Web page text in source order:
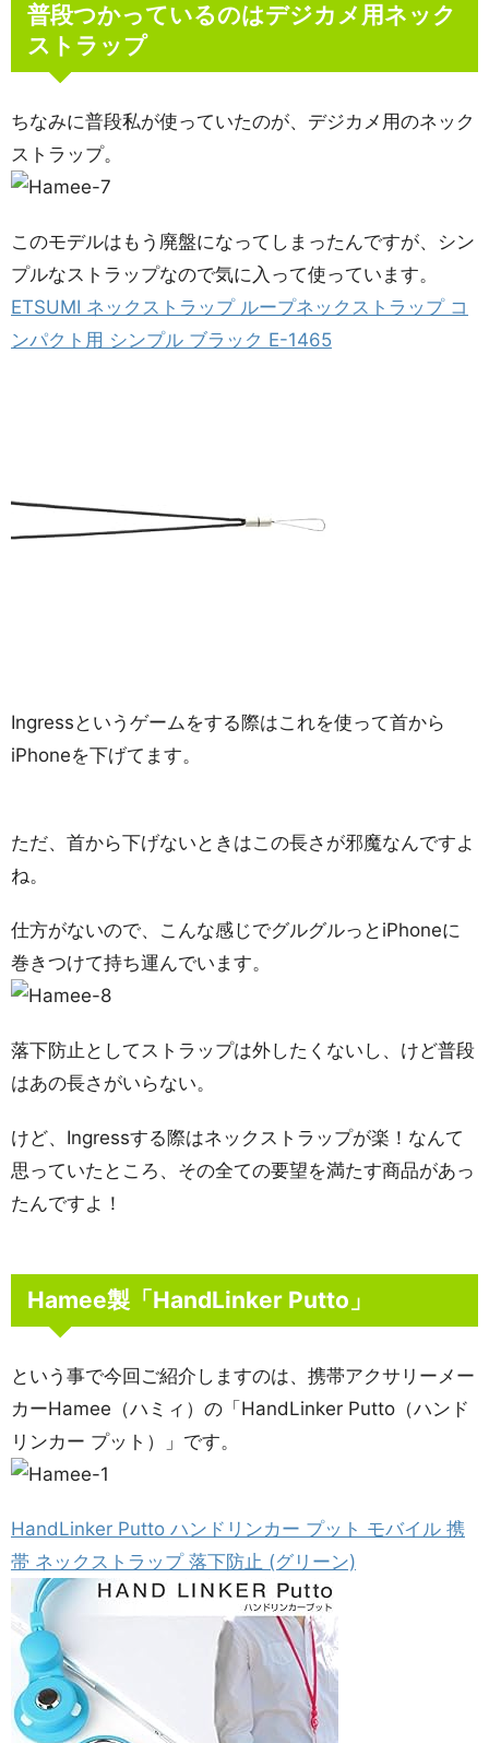
普段つかっているのはデジカメ用ネック
ストラップ
ちなみに普段私が使っていたのが、デジカメ用のネック
ストラップ。
このモデルはもう廃盤になってしまったんですが、シン
プルなストラップなので気に入って使っています。
ETSUMI ネックストラップ ループネックストラップ コ
ンパクト用 シンプル ブラック E-1465
Ingressというゲームをする際はこれを使って首から
iPhoneを下げてます。
ただ、首から下げないときはこの長さが邪魔なんですよ
ね。
仕方がないので、こんな感じでグルグルっとiPhoneに
巻きつけて持ち運んでいます。
落下防止としてストラップは外したくないし、けど普段
はあの長さがいらない。
けど、Ingressする際はネックストラップが楽！なんて
思っていたところ、その全ての要望を満たす商品があっ
たんですよ！
Hamee製「HandLinker Putto」
という事で今回ご紹介しますのは、携帯アクサリーメー
カーHamee（ハミィ）の「HandLinker Putto（ハンド
リンカー プット）」です。
HandLinker Putto ハンドリンカー プット モバイル 携
帯 ネックストラップ 落下防止 (グリーン)